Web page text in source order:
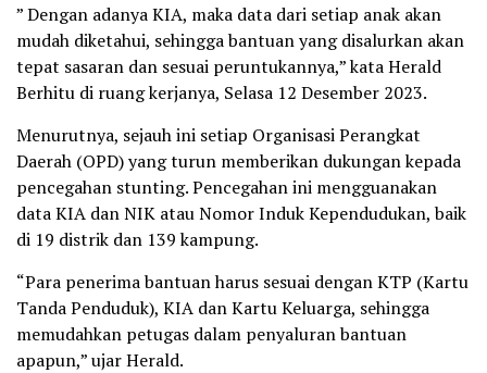
” Dengan adanya KIA, maka data dari setiap anak akan
mudah diketahui, sehingga bantuan yang disalurkan akan
tepat sasaran dan sesuai peruntukannya,” kata Herald
Berhitu di ruang kerjanya, Selasa 12 Desember 2023.
Menurutnya, sejauh ini setiap Organisasi Perangkat
Daerah (OPD) yang turun memberikan dukungan kepada
pencegahan stunting. Pencegahan ini mengguanakan
data KIA dan NIK atau Nomor Induk Kependudukan, baik
di 19 distrik dan 139 kampung.
“Para penerima bantuan harus sesuai dengan KTP (Kartu
Tanda Penduduk), KIA dan Kartu Keluarga, sehingga
memudahkan petugas dalam penyaluran bantuan
apapun,” ujar Herald.